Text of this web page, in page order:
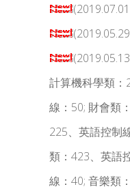
計算機科學類：
線：50; 財會類
225、英語控制
類：423、英語
線：40; 音樂類